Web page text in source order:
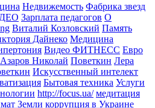
Недвижемость Фабрика звезд
Зарплата педагогов О
Виталий Козловский Память
Дайнеко Медицина
Видео ФИТНЕСС Евро
Азаров Николай Поветкин Лера
Искусственный интелект
Бытовая техника Услуги
http://focus.ua/ медитация
Земли коррупция в Украине